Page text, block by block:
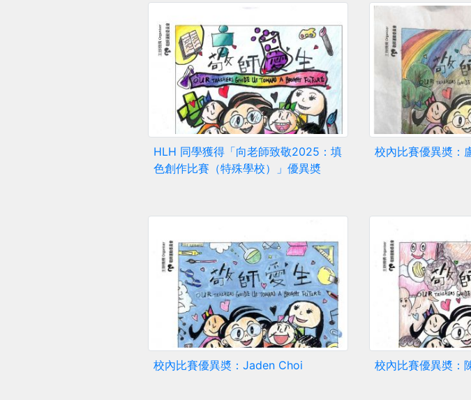
HLH 同學獲得「向老師致敬2025：填
色創作比賽（特殊學校）」優異奬
校內比賽優異奬：
校內比賽優異奬：Jaden Choi 校內比賽優異奬：